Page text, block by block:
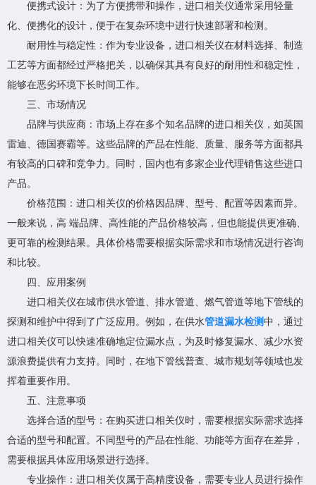
便携式设计：为了方便携带和操作，进口相关仪通常采用轻量
化、便携化的设计，便于在复杂环境中进行快速部署和检测。
耐用性与稳定性：作为专业设备，进口相关仪在材料选择、制造
工艺等方面都经过严格把关，以确保其具有良好的耐用性和稳定性，
能够在恶劣环境下长时间工作。
三、市场情况
品牌与供应商：市场上存在多个知名品牌的进口相关仪，如英国
雷迪、德国赛霸等。这些品牌的产品在性能、质量、服务等方面都具
有较高的口碑和竞争力。同时，国内也有多家企业代理销售这些进口
产品。
价格范围：进口相关仪的价格因品牌、型号、配置等因素而异。
一般来说，高 端品牌、高性能的产品价格较高，但也能提供更准确、
更可靠的检测结果。具体价格需要根据实际需求和市场情况进行咨询
和比较。
四、应用案例
进口相关仪在城市供水管道、排水管道、燃气管道等地下管线的
探测和维护中得到了广泛应用。例如，在供水管道漏水检测中，通过
进口相关仪可以快速准确地定位漏水点，为及时修复漏水、减少水资
源浪费提供有力支持。同时，在地下管线普查、城市规划等领域也发
挥着重要作用。
五、注意事项
选择合适的型号：在购买进口相关仪时，需要根据实际需求选择
合适的型号和配置。不同型号的产品在性能、功能等方面存在差异，
需要根据具体应用场景进行选择。
专业操作：进口相关仪属于高精度设备，需要专业人员进行操作